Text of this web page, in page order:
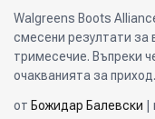
Walgreens Boots
смесени резултати за
тримесечие. Въпреки
очакванията за
от Божидар Балевски